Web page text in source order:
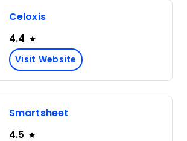
Celoxis
4.4
Visit Website
Smartsheet
4.5